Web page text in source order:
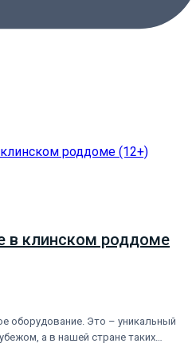
в клинском роддоме
оборудование. Это – уникальный
а в нашей стране таких…